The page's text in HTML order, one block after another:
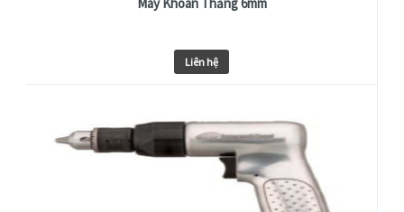
Máy Khoan Thẳng 6mm
Liên hệ